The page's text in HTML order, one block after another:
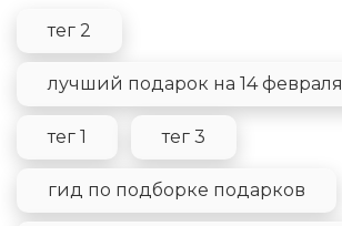
тег 2
лучший подарок на 14 февраля
тег 1 тег 3
гид по подборке подарков